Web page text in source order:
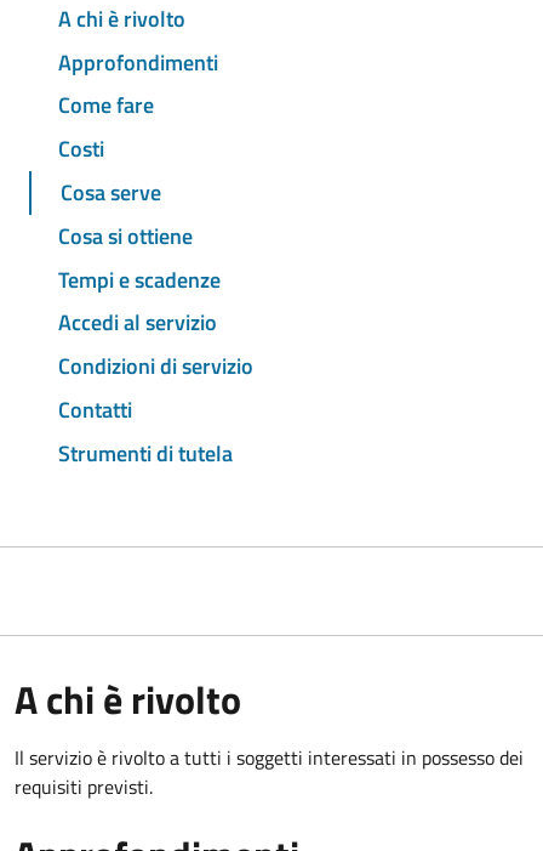
A chi è rivolto
Approfondimenti
Come fare
Costi
Cosa serve
Cosa si ottiene
Tempi e scadenze
Accedi al servizio
Condizioni di servizio
Contatti
Strumenti di tutela
A chi è rivolto
Il servizio è rivolto a tutti i soggetti interessati in possesso dei
requisiti previsti.